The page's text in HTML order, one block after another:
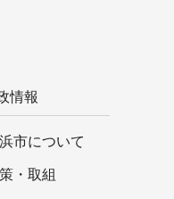
情報
市について
・取組